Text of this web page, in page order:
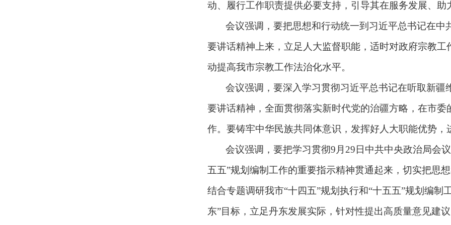
动、履行工作职责提供必要支持，引导其在服务发展、助
会议强调，要把思想和行动统一到习近平总书记在
要讲话精神上来，立足人大监督职能，适时对政府宗教
动提高我市宗教工作法治化水平。
会议强调，要深入学习贯彻习近平总书记在听取新
要讲话精神，全面贯彻落实新时代党的治疆方略，在市
作。要铸牢中华民族共同体意识，发挥好人大职能优势
会议强调，要把学习贯彻9月29日中共中央政治局会
五五”规划编制工作的重要指示精神贯通起来，切实把思
结合专题调研我市“十四五”规划执行和“十五五”规划编制
东”目标，立足丹东发展实际，针对性提出高质量意见建